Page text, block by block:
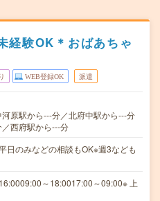
経験OK＊おばあちゃ
WEB登録OK 派遣
原駅から---分／北府中駅から---分
西府駅から---分
日のみなどの相談もOK※週3なども
～18:0017:00～09:00※ 上